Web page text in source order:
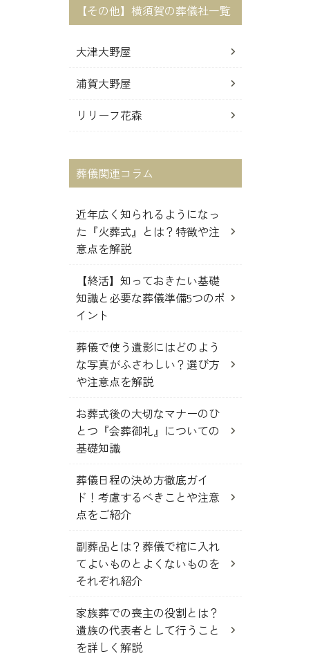
【その他】横須賀の葬儀社一覧
大津大野屋
浦賀大野屋
リリーフ花森
葬儀関連コラム
近年広く知られるようになっ
た『火葬式』とは？特徴や注
意点を解説
【終活】知っておきたい基礎
知識と必要な葬儀準備5つのポ
イント
葬儀で使う遺影にはどのよう
な写真がふさわしい？選び方
や注意点を解説
お葬式後の大切なマナーのひ
とつ『会葬御礼』についての
基礎知識
葬儀日程の決め方徹底ガイ
ド！考慮するべきことや注意
点をご紹介
副葬品とは？葬儀で棺に入れ
てよいものとよくないものを
それぞれ紹介
家族葬での喪主の役割とは？
遺族の代表者として行うこと
を詳しく解説